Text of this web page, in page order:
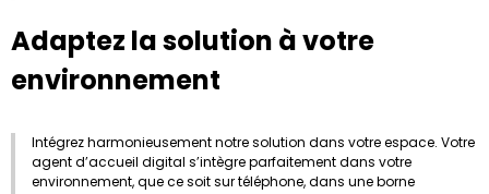
Adaptez la solution à votre
environnement
Intégrez harmonieusement notre solution dans votre espace. Votre
agent d’accueil digital s’intègre parfaitement dans votre
environnement, que ce soit sur téléphone, dans une borne